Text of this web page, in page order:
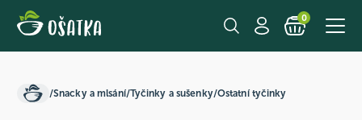
0
/Snacky a mlsání/Tyčinky a sušenky/Ostatní tyčinky